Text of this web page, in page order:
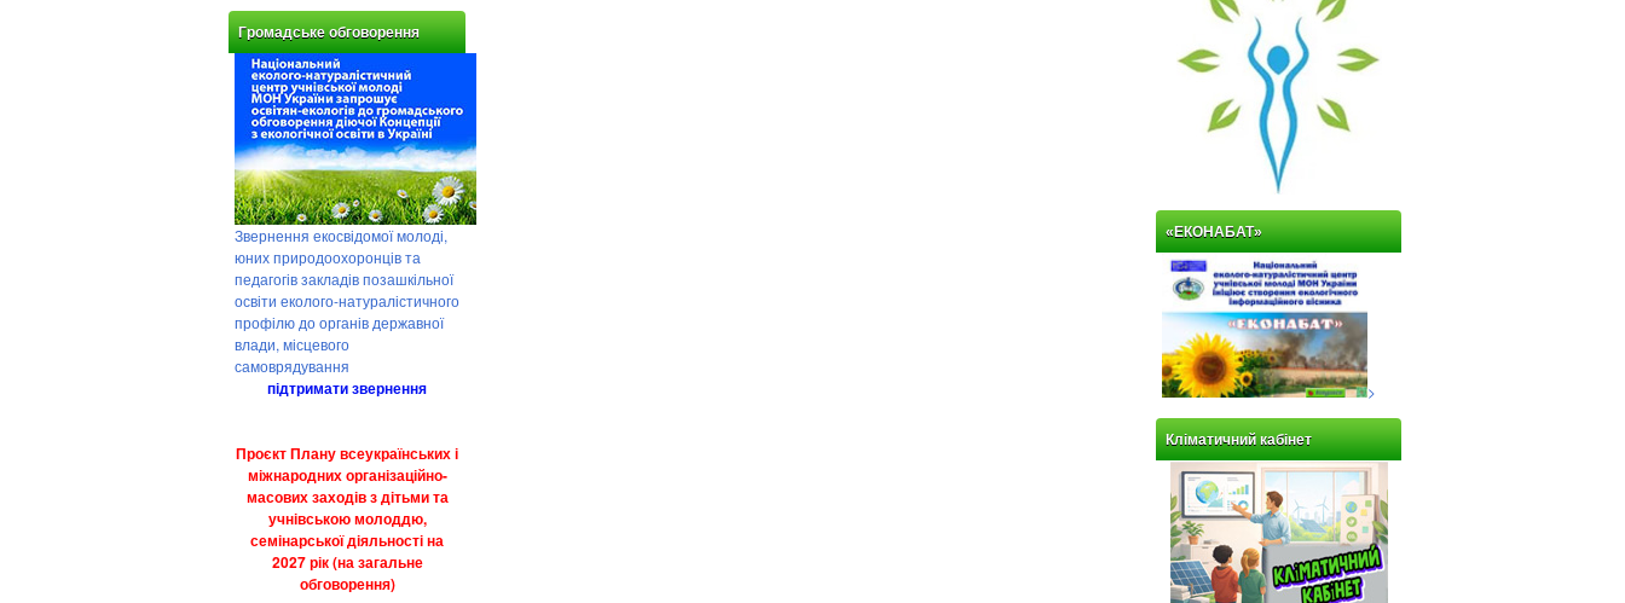
Громадське обговорення
Звернення екосвідомої молоді,
юних природоохоронців та
педагогів закладів позашкільної
освіти еколого-натуралістичного
профілю до органів державної
влади, місцевого
самоврядування
підтримати звернення
Проєкт Плану всеукраїнських і
міжнародних організаційно-
масових заходів з дітьми та
учнівською молоддю,
семінарської діяльності на
2027 рік (на загальне
обговорення)
«ЕКОНАБАТ»
>
Кліматичний кабінет